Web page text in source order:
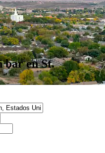
bar en St.